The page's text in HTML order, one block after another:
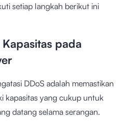
setiap langkah berikut ini
pada
DDoS adalah memastikan
kapasitas yang cukup untuk
datang selama serangan.